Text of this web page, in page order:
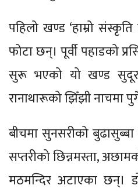
पहिलो खण्ड ‘हाम्रो संस्कृति
फोटा छन्। पूर्वी पहाडको
सुरू भएको यो खण्ड
रानाथारूको झिँझी नाचमा
बीचमा सुनसरीको
सप्तरीको छिन्नमस्ता,
मठमन्दिर अटाएका छन्।